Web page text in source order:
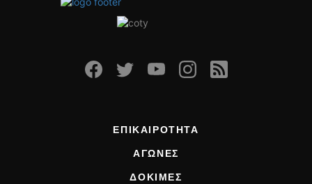
ΕΠΙΚΑΙΡΟΤΗΤΑ
ΑΓΩΝΕΣ
ΔΟΚΙΜΕΣ